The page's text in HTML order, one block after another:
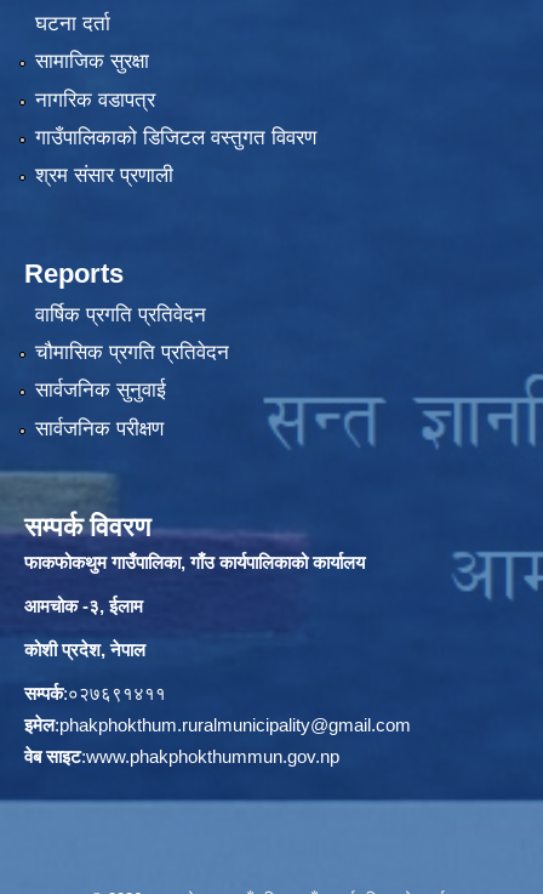
घटना दर्ता
सामाजिक सुरक्षा
नागरिक वडापत्र
गाउँपालिकाको डिजिटल वस्तुगत विवरण
श्रम संसार प्रणाली
Reports
वार्षिक प्रगति प्रतिवेदन
चौमासिक प्रगति प्रतिवेदन
सार्वजनिक सुनुवाई
सार्वजनिक परीक्षण
सम्पर्क विवरण
फाकफोकथुम गाउँपालिका, गाँउ कार्यपालिकाको कार्यालय
आमचोक -३, ईलाम
कोशी प्रदेश, नेपाल
सम्पर्क:०२७६९१४११
इमेल:phakphokthum.ruralmunicipality@gmail.com
वेब साइट:www.phakphokthummun.gov.np